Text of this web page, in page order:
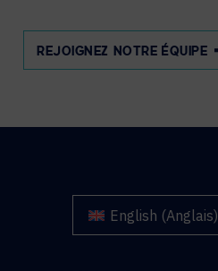
REJOIGNEZ NOTRE ÉQUIPE
English (Anglais)